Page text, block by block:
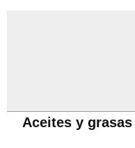
Aceites y grasas